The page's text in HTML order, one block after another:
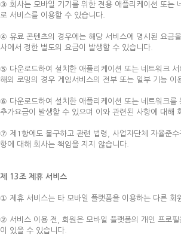
③ 회사는 모바일 기기를 위한 전용 애플리케이션 또는
로 서비스를 이용할 수 있습니다.
④ 유료 콘텐츠의 경우에는 해당 서비스에 명시된 요금
사에서 정한 별도의 요금이 발생할 수 있습니다.
⑤ 다운로드하여 설치한 애플리케이션 또는 네트워크
해외 로밍의 경우 게임서비스의 전부 또는 일부 기능
⑥ 다운로드하여 설치한 애플리케이션 또는 네트워크
추가요금이 발생할 수 있으며 이와 관련된 사항에 대해
⑦ 제1항에도 불구하고 관련 법령, 사업자단체 자율준
항에 대해 회사는 책임을 지지 않습니다.
제 13조 제휴 서비스
① 제휴 서비스는 타 모바일 플랫폼을 이용하는 다른 회
② 서비스 이용 전, 회원은 모바일 플랫폼의 개인 프로
이 있을 수 있습니다.